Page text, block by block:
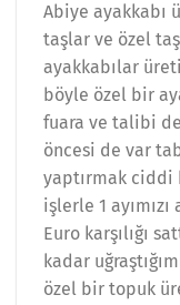
Abiye ayakkabı
taşlar ve özel
ayakkabılar
böyle özel bir
fuara ve talibi de
öncesi de var
yaptırmak ciddi
işlerle 1
Euro karşılığı
kadar
özel bir topuk